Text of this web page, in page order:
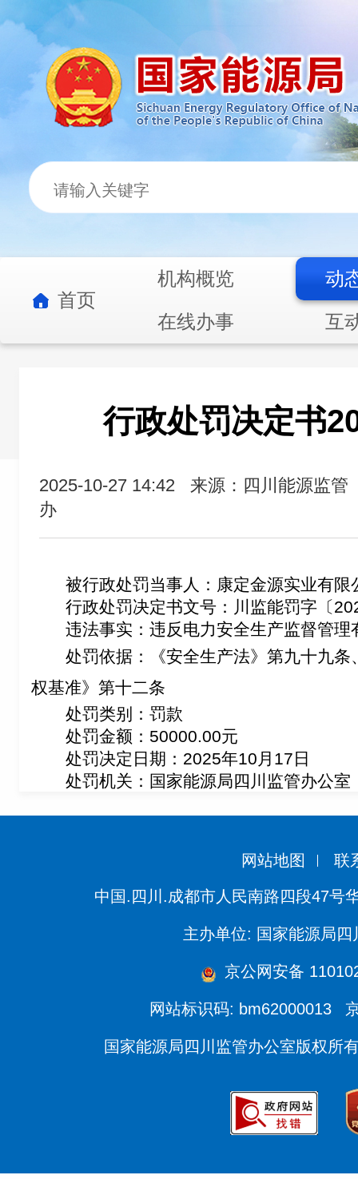
首页
机构概览
动
在线办事
互
行政处罚决定书
2025-10-27 14:42
来源：四川能源监管
办
被行政处罚当事人： 康定金源实业有限
行政处罚决定书文号：川监能罚字〔
违法事实： 违反电力安全生产监督管理
处罚依据：
《安全生产法》第九十九
权基准》第十二条
处罚类别：罚款
处罚金额： 50000.00元
处罚决定日期：2025年10月17日
处罚机关：国家能源局四川监管办公室
网站地图 联
中国.四川.成都市人民南路四段47号
主办单位: 国家能源局四
京公网安备
网站标识码: bm62000013
国家能源局四川监管办公室版权所